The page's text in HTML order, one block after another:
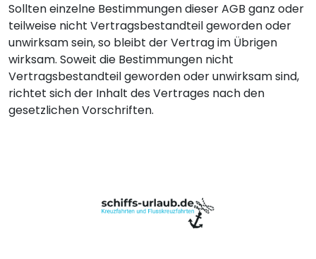
Sollten einzelne Bestimmungen dieser AGB ganz oder
teilweise nicht Vertragsbestandteil geworden oder
unwirksam sein, so bleibt der Vertrag im Übrigen
wirksam. Soweit die Bestimmungen nicht
Vertragsbestandteil geworden oder unwirksam sind,
richtet sich der Inhalt des Vertrages nach den
gesetzlichen Vorschriften.